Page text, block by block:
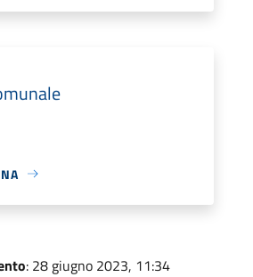
: 28 giugno 2023, 11:34